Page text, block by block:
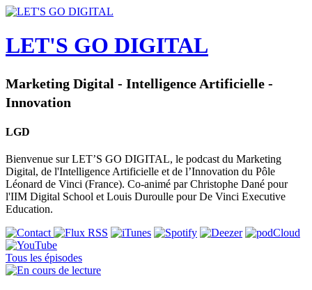
LET'S GO DIGITAL
Marketing Digital - Intelligence Artificielle -
Innovation
LGD
Bienvenue sur LET’S GO DIGITAL, le podcast du Marketing
Digital, de l'Intelligence Artificielle et de l’Innovation du Pôle
Léonard de Vinci (France). Co-animé par Christophe Dané pour
l'IIM Digital School et Louis Duroulle pour De Vinci Executive
Education.
Tous les épisodes